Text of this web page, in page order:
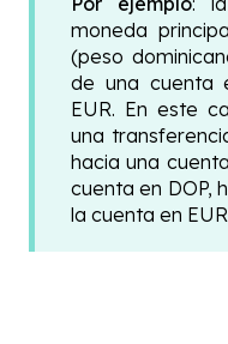
moneda
(peso
de una cuenta
EUR. En este
una
hacia una
cuenta en DOP,
la cuenta en